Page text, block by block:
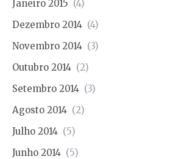
Janeiro 2015 (4)
Dezembro 2014 (4)
Novembro 2014 (3)
Outubro 2014 (2)
Setembro 2014 (3)
Agosto 2014 (2)
Julho 2014 (5)
Junho 2014 (5)